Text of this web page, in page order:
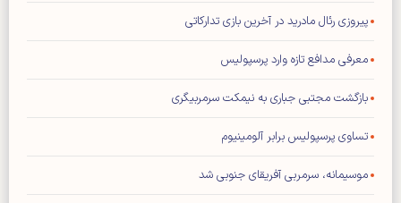
پیروزی رئال مادرید در آخرین بازی تدارکاتی
معرفی مدافع تازه وارد پرسپولیس
بازگشت مجتبی جباری به نیمکت سرمربیگری
تساوی پرسپولیس برابر آلومینیوم
موسیمانه، سرمربی آفریقای جنوبی شد